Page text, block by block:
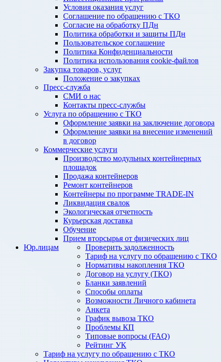
Условия оказания услуг
Соглашение по обращению с ТКО
Согласие на обработку ПДн
Политика обработки и защиты ПДн
Пользовательское соглашение
Политика Конфиденциальности
Политика использования cookie-файлов
Закупка товаров, услуг
Положение о закупках
Пресс-служба
СМИ о нас
Контакты пресс-службы
Услуга по обращению с ТКО
Оформление заявки на заключение договора
Оформление заявки на внесение изменений
в договор
Коммерческие услуги
Производство модульных контейнерных
площадок
Продажа контейнеров
Ремонт контейнеров
Контейнеры по программе TRADE-IN
Ликвидация свалок
Экологическая отчетность
Курьерская доставка
Обучение
Прием вторсырья от физических лиц
Проверить задолженность
Тариф на услугу по обращению с ТКО
Нормативы накопления ТКО
Договор на услугу (ТКО)
Бланки заявлений
Способы оплаты
Возможности Личного кабинета
Анкета
График вывоза ТКО
Проблемы КП
Типовые вопросы (FAQ)
Рейтинг УК
Юр.лицам
Тариф на услугу по обращению с ТКО